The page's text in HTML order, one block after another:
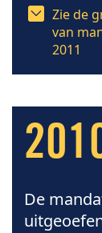
Zie de
van
2011
De